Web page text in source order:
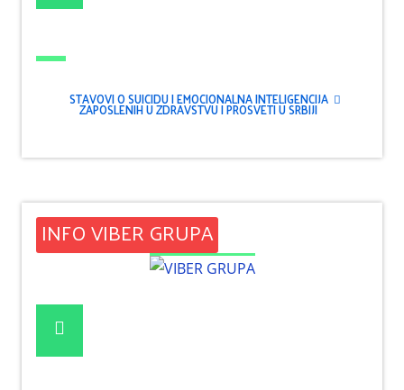
STAVOVI O SUICIDU I EMOCIONALNA INTELIGENCIJA
ZAPOSLENIH U ZDRAVSTVU I PROSVETI U SRBIJI
INFO VIBER GRUPA